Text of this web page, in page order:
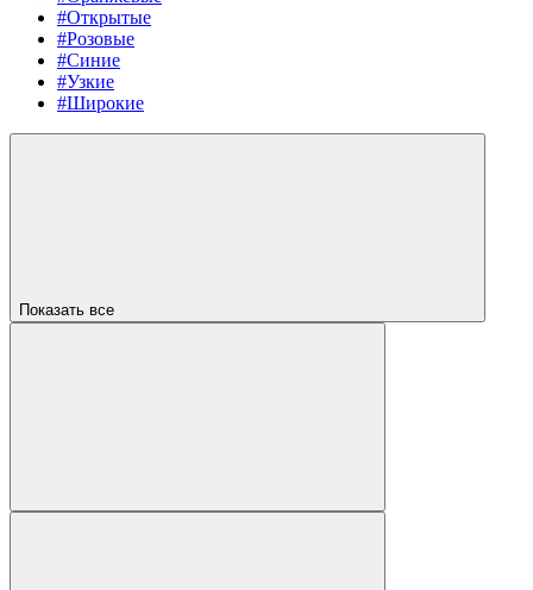
#Открытые
#Розовые
#Синие
#Узкие
#Широкие
Показать все